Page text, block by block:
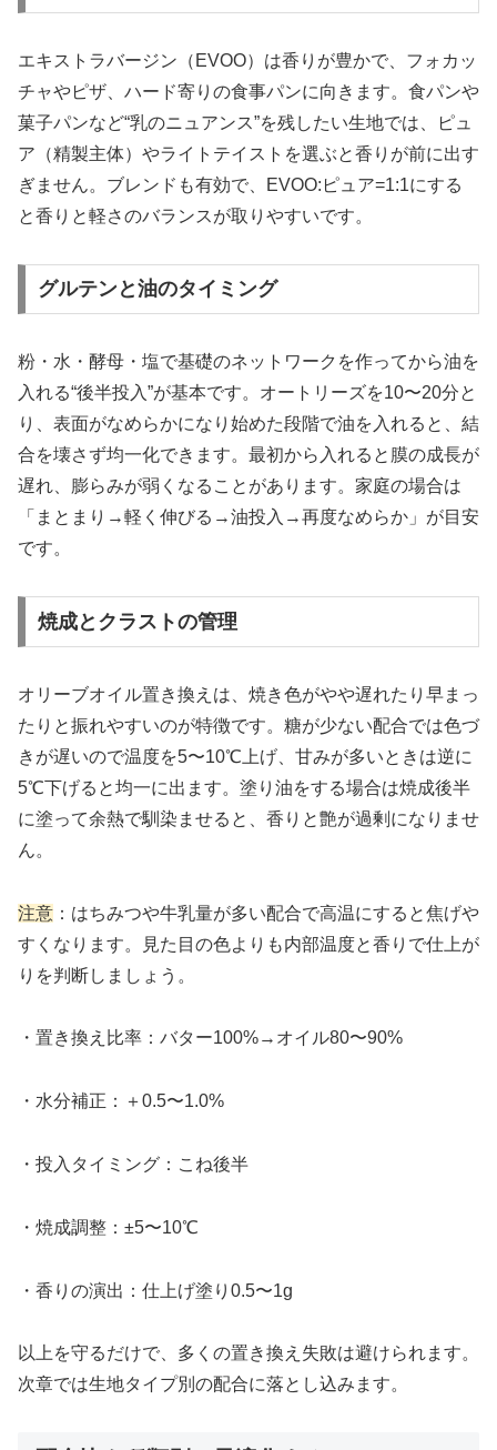
エキストラバージン（EVOO）は香りが豊かで、フォカッ
チャやピザ、ハード寄りの食事パンに向きます。食パンや
菓子パンなど“乳のニュアンス”を残したい生地では、ピュ
ア（精製主体）やライトテイストを選ぶと香りが前に出す
ぎません。ブレンドも有効で、EVOO:ピュア=1:1にする
と香りと軽さのバランスが取りやすいです。
グルテンと油のタイミング
粉・水・酵母・塩で基礎のネットワークを作ってから油を
入れる“後半投入”が基本です。オートリーズを10〜20分と
り、表面がなめらかになり始めた段階で油を入れると、結
合を壊さず均一化できます。最初から入れると膜の成長が
遅れ、膨らみが弱くなることがあります。家庭の場合は
「まとまり→軽く伸びる→油投入→再度なめらか」が目安
です。
焼成とクラストの管理
オリーブオイル置き換えは、焼き色がやや遅れたり早まっ
たりと振れやすいのが特徴です。糖が少ない配合では色づ
きが遅いので温度を5〜10℃上げ、甘みが多いときは逆に
5℃下げると均一に出ます。塗り油をする場合は焼成後半
に塗って余熱で馴染ませると、香りと艶が過剰になりませ
ん。
注意 ：はちみつや牛乳量が多い配合で高温にすると焦げや
すくなります。見た目の色よりも内部温度と香りで仕上が
りを判断しましょう。
・置き換え比率：バター100%→オイル80〜90%
・水分補正：＋0.5〜1.0%
・投入タイミング：こね後半
・焼成調整：±5〜10℃
・香りの演出：仕上げ塗り0.5〜1g
以上を守るだけで、多くの置き換え失敗は避けられます。
次章では生地タイプ別の配合に落とし込みます。